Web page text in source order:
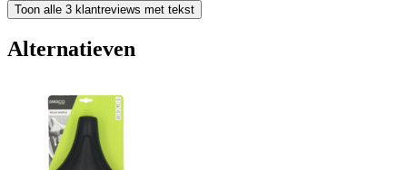
Toon alle 3 klantreviews met tekst
Alternatieven